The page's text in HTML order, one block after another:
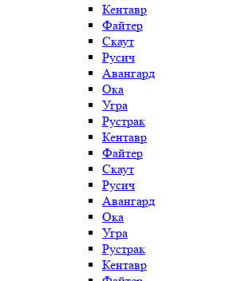
Кентавр
Файтер
Скаут
Русич
Авангард
Ока
Угра
Рустрак
Кентавр
Файтер
Скаут
Русич
Авангард
Ока
Угра
Рустрак
Кентавр